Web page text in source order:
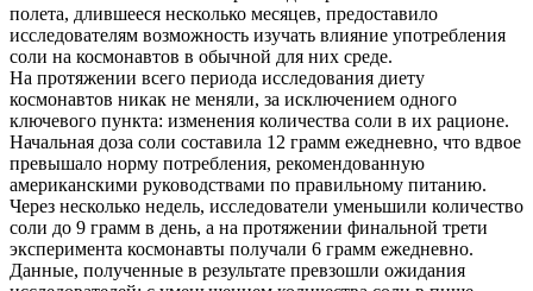
полета, длившееся несколько месяцев, предоставило
исследователям возможность изучать влияние употребления
соли на космонавтов в обычной для них среде.
На протяжении всего периода исследования диету
космонавтов никак не меняли, за исключением одного
ключевого пункта: изменения количества соли в их рационе.
Начальная доза соли составила 12 грамм ежедневно, что вдвое
превышало норму потребления, рекомендованную
американскими руководствами по правильному питанию.
Через несколько недель, исследователи уменьшили количество
соли до 9 грамм в день, а на протяжении финальной трети
эксперимента космонавты получали 6 грамм ежедневно.
Данные, полученные в результате превзошли ожидания